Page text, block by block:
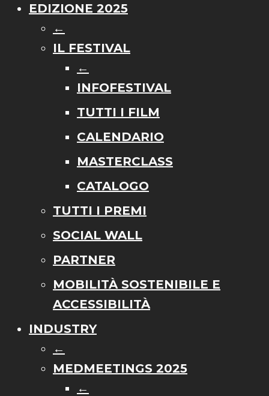
EDIZIONE 2025
←
IL FESTIVAL
←
INFOFESTIVAL
TUTTI I FILM
CALENDARIO
MASTERCLASS
CATALOGO
TUTTI I PREMI
SOCIAL WALL
PARTNER
MOBILITÀ SOSTENIBILE E
ACCESSIBILITÀ
INDUSTRY
←
MEDMEETINGS 2025
←